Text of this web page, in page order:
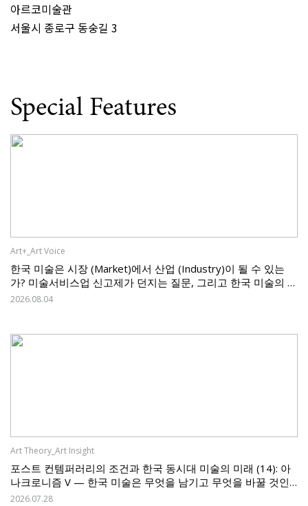
아르코미술관
서울시 종로구 동숭길 3
Special Features
Art+_Art Voice
한국 미술은 시장 (Market)에서 산업 (Industry)이 될 수 있는
가? 미술서비스업 신고제가 던지는 질문, 그리고 한국 미술의 과
제
2026.08.04
Art Theory_Art Insight
포스트 컨템퍼러리의 조건과 한국 동시대 미술의 미래 (14): 아
나크로니즘 V — 한국 미술은 무엇을 남기고 무엇을 바꿀 것인
가
2026.07.28